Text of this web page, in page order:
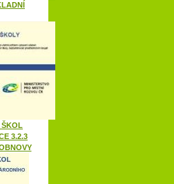
3.2.3